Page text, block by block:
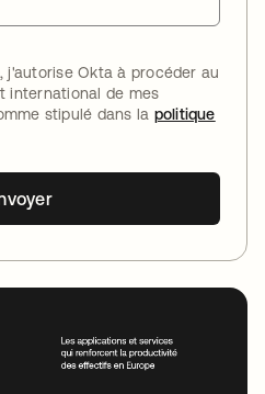
j'autorise Okta à procéder au
international de mes
stipulé dans la politique